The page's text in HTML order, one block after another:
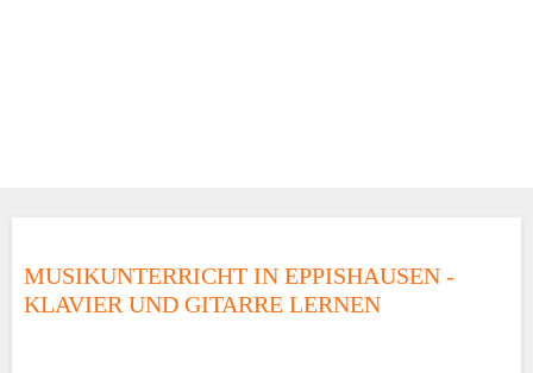
MUSIKUNTERRICHT IN EPPISHAUSEN -
KLAVIER UND GITARRE LERNEN